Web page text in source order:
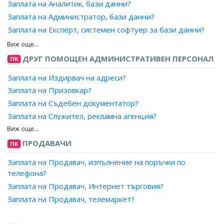
Заплата на Отговорник куриери?
Заплата на Отговорник диспечери, куриерски услуги?
Заплата на Организатор, куриерска дейност?
Заплата на Организатор, реклама?
Заплата на Организатор, маркетинг?
Заплата на Организатор, работа с клиенти?
Заплата на Организатор, продажби и реклама?
Заплата на Технолог, приемане на поръчки?
Заплата на Специалист, авторски права?
Заплата на Агент, патенти?
Заплата на Аналитик, бази данни?
Заплата на Администратор, бази данни?
Заплата на Експерт, системен софтуер за бази данни?
Заплата на Проектант, бази данни?
Заплата на Програмист, бази данни?
ПК ДРУГ ПОМОЩЕН АДМИНИСТРАТИВЕН ПЕРСОНАЛ
Заплата на Издирвач на адреси?
Заплата на Призовкар?
Заплата на Съдебен документатор?
Заплата на Служител, рекламна агенция?
Заплата на Служител, публикации?
Заплата на Завеждащ регистратура за класифицирана
информация?
Заплата на Отговорник, спомагателни дейности?
Заплата на Завеждащ, секретна картотека?
Заплата на Изпълнител?
Заплата на Координатор, дейности?
ПК ПРОДАВАЧИ
Заплата на Продавач, изпълнение на поръчки по
телефона?
Заплата на Продавач, Интернет търговия?
Заплата на Продавач, телемаркет?